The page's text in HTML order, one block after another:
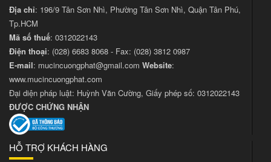
Địa chỉ: 196/9 Tân Sơn Nhì, Phường Tân Sơn Nhì, Quận Tân Phú,
Tp.HCM
Mã số thuế: 0312022143
Điện thoại: (028) 6683 8068 - Fax: (028) 3812 0987
E-mail: mucincuongphat@gmail.com Website:
www.mucincuongphat.com
Đại diện pháp luật: Huỳnh Văn Cường, Giấy phép số: 0312022143
ĐƯỢC CHỨNG NHẬN
HỖ TRỢ KHÁCH HÀNG